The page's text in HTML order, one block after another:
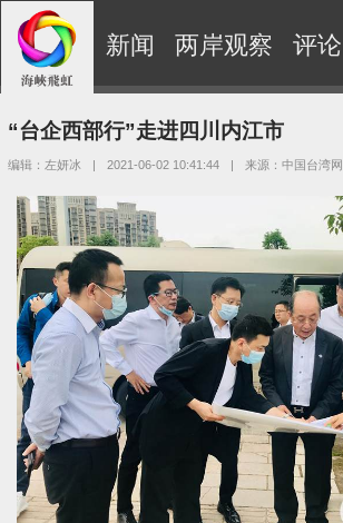
新闻 两岸观察 评论
“台企西部行”走进四川内江市
编辑：左妍冰 | 2021-06-02 10:41:44 | 来源：中国台湾网